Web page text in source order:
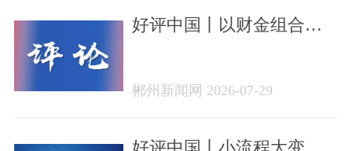
好评中国丨以财金组合拳
郴州新闻网 2026-07-29